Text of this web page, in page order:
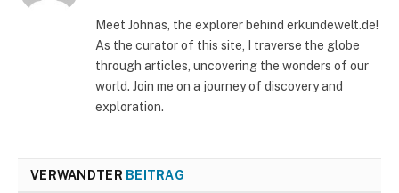
Meet Johnas, the explorer behind erkundewelt.de!
As the curator of this site, I traverse the globe
through articles, uncovering the wonders of our
world. Join me on a journey of discovery and
exploration.
VERWANDTER BEITRAG